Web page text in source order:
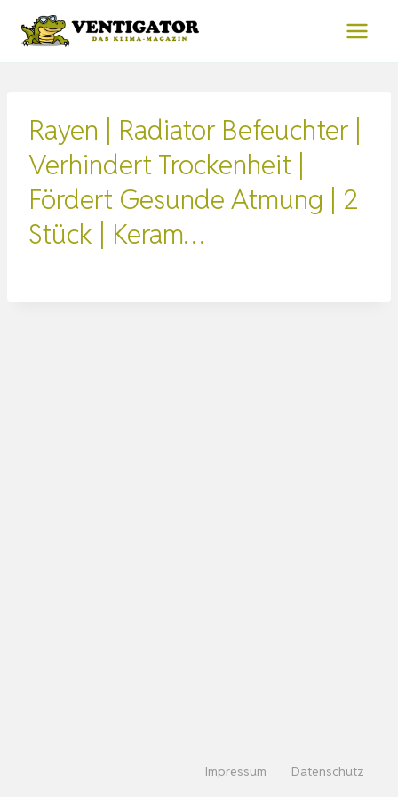
Inhalt
Rayen | Radiator Befeuchter |
Verhindert Trockenheit |
Fördert Gesunde Atmung | 2
Stück | Keram…
Impressum Datenschutz